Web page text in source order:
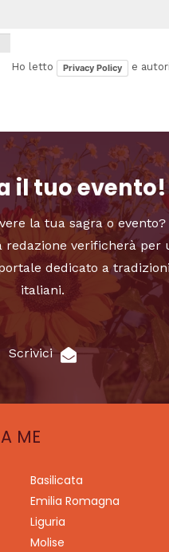
Ho letto Privacy Policy e
il tuo evento!
la tua sagra o evento?
verificherà per
dedicato a
italiani.
Scrivici
ME
Basilicata
Emilia Romagna
Liguria
Molise